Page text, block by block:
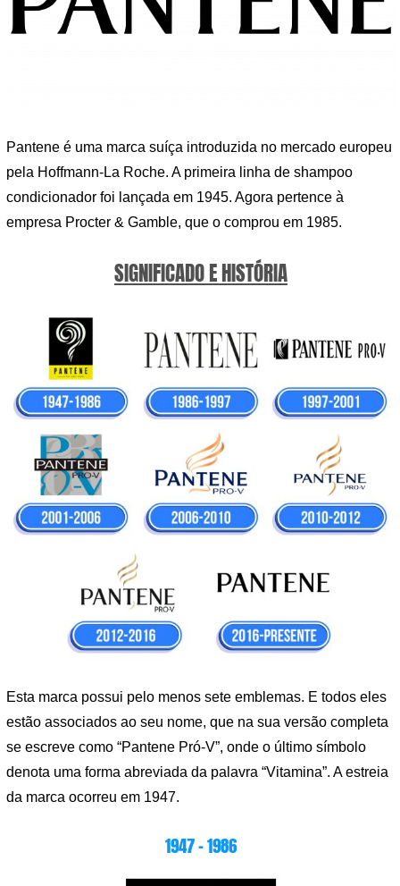
Pantene é uma marca suíça introduzida no mercado europeu
pela Hoffmann-La Roche. A primeira linha de shampoo
condicionador foi lançada em 1945. Agora pertence à
empresa Procter & Gamble, que o comprou em 1985.
SIGNIFICADO E HISTÓRIA
Esta marca possui pelo menos sete emblemas. E todos eles
estão associados ao seu nome, que na sua versão completa
se escreve como “Pantene Pró-V”, onde o último símbolo
denota uma forma abreviada da palavra “Vitamina”. A estreia
da marca ocorreu em 1947.
1947 – 1986